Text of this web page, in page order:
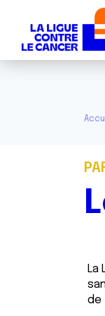
La
de